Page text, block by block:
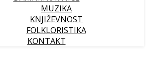
MUZIKA
KNJIŽEVNOST
FOLKLORISTIKA
KONTAKT